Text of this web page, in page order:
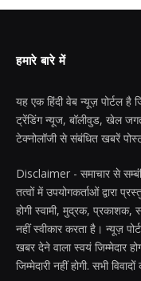
हमारे बारे में
यह एक हिंदी वेब न्यूज़ पोर्टल है
ट्रेंडिंग न्यूज, बॉलीवुड, खेल
टेक्नोलॉजी से संबंधित खबरें
Disclaimer - समाचार से
तत्वों में उपयोगकर्ताओं द्वारा
होगी स्वामी, मुद्रक, प्रकाशक,
नहीं स्वीकार करता है। न्यूज़
खबर देने वाला स्वयं जिम्मेदार
जिम्मेदारी नहीं होगी. सभी